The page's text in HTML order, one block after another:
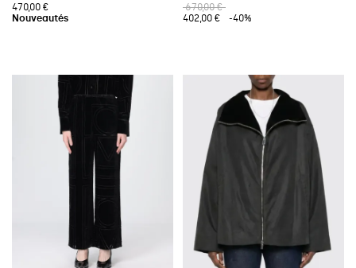
470,00 €
670,00 €
402,00 €
-40%